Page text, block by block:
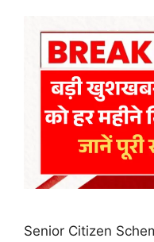
Senior Citizen